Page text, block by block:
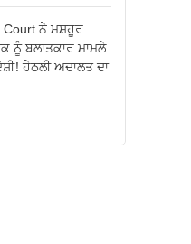
Court ਨੇ ਮਸ਼ਹੂਰ
ਨੂੰ ਬਲਾਤਕਾਰ ਮਾਮਲੇ
ਹੇਠਲੀ ਅਦਾਲਤ ਦਾ